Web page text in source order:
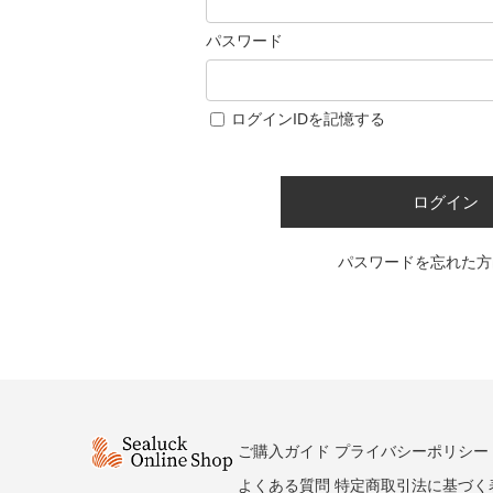
パスワード
ログインIDを記憶する
ログイン
パスワードを忘れた
ご購入ガイド
よくある質問
プライバシーポリシー
特定商取引法に基づく